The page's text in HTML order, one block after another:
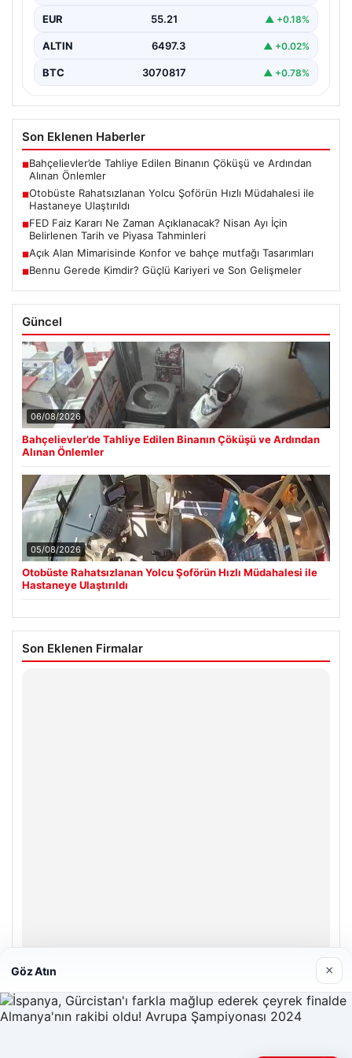
Sinan…
EUR 55.21 ▲ +0.18%
ALTIN 6497.3 ▲ +0.02%
BTC 3070817 ▲ +0.78%
Son Eklenen Haberler
■Bahçelievler’de Tahliye Edilen Binanın Çöküşü ve Ardından
Alınan Önlemler
■Otobüste Rahatsızlanan Yolcu Şoförün Hızlı Müdahalesi ile
Hastaneye Ulaştırıldı
■FED Faiz Kararı Ne Zaman Açıklanacak? Nisan Ayı İçin
Belirlenen Tarih ve Piyasa Tahminleri
■Açık Alan Mimarisinde Konfor ve bahçe mutfağı Tasarımları
■Bennu Gerede Kimdir? Güçlü Kariyeri ve Son Gelişmeler
Güncel
06/08/2026
Bahçelievler’de Tahliye Edilen Binanın Çöküşü ve Ardından
Alınan Önlemler
05/08/2026
Otobüste Rahatsızlanan Yolcu Şoförün Hızlı Müdahalesi ile
Hastaneye Ulaştırıldı
Son Eklenen Firmalar
Hastaş Beton
26/05/2026
Göz Atın ×